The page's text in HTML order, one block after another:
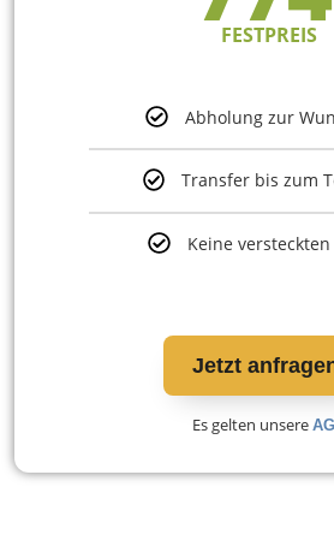
FESTPREIS
Abholung zur
Transfer bis zum
Keine
Jetzt
Es gelten unsere